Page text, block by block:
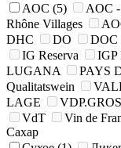
AOC (5) AOC -
Rhône Villages
DHC
DO DOC
IG Reserva
IGP
LUGANA
PAYS
Qualitatswein
LAGE
VdT
Vin de
Сахар